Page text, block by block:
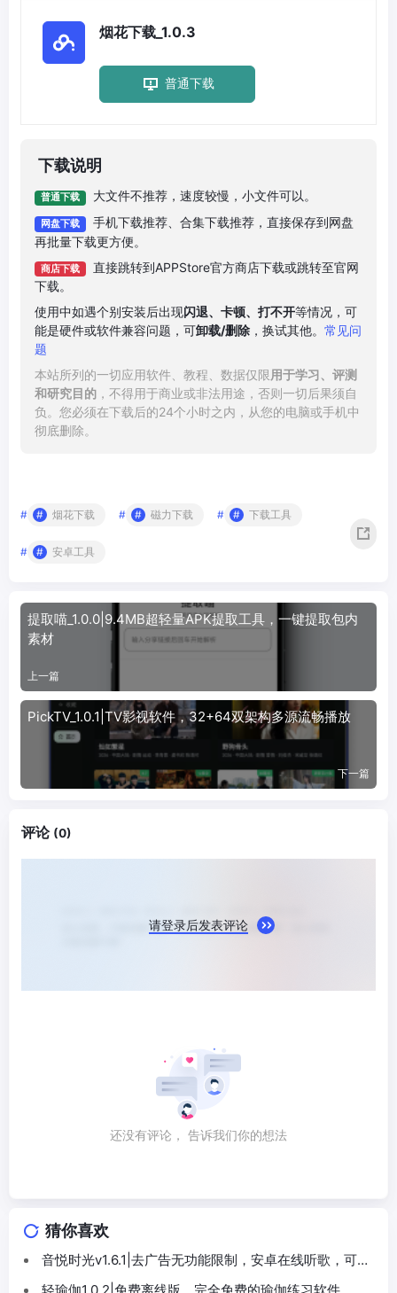
烟花下载_1.0.3
普通下载
下载说明
普通下载 大文件不推荐，速度较慢，小文件可以。
网盘下载
手机下载推荐、合集下载推荐，直接保存到网盘
再批量下载更方便。
商店下载
直接跳转到APPStore官方商店下载或跳转至官网
下载。
使用中如遇个别安装后出现闪退、卡顿、打不开等情况，可
能是硬件或软件兼容问题，可卸载/删除 ，换试其他。 常见问
题
本站所列的一切应用软件、教程、数据仅限 用于学习、评测
和研究目的 ，不得用于商业或非法用途，否则一切后果须自
负。您必须在下载后的24个小时之内，从您的电脑或手机中
彻底删除。
# 烟花下载 # 磁力下载 # 下载工具
# 安卓工具
提取喵_1.0.0|9.4MB超轻量APK提取工具，一键提取包内
素材
上一篇
PickTV_1.0.1|TV影视软件，32+64双架构多源流畅播放
下一篇
评论 (0)
请登录后发表评论
还没有评论， 告诉我们你的想法
猜你喜欢
音悦时光v1.6.1|去广告无功能限制，安卓在线听歌，可无